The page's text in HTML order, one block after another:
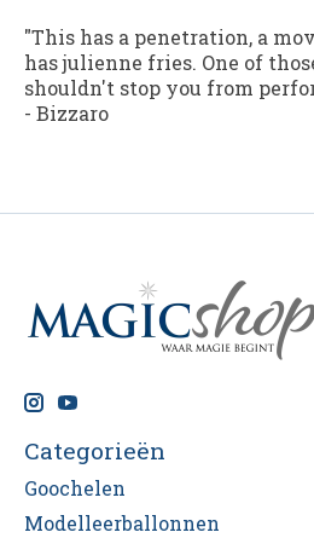
"This has a penetration, a
has julienne fries. One of
shouldn't stop you from
- Bizzaro
Categorieën
Goochelen
Modelleerballonnen